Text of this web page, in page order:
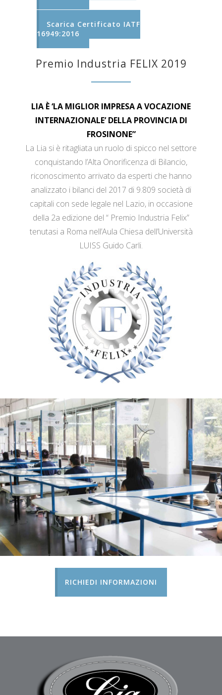
Scarica Certificato IATF
16949:2016
Premio Industria FELIX 2019
LIA È ‘LA MIGLIOR IMPRESA A VOCAZIONE
INTERNAZIONALE’ DELLA PROVINCIA DI
FROSINONE”
La Lia si è ritagliata un ruolo di spicco nel settore
conquistando l’Alta Onorificenza di Bilancio,
riconoscimento arrivato da esperti che hanno
analizzato i bilanci del 2017 di 9.809 società di
capitali con sede legale nel Lazio, in occasione
della 2a edizione del “ Premio Industria Felix”
tenutasi a Roma nell’Aula Chiesa dell’Università
LUISS Guido Carli.
RICHIEDI INFORMAZIONI